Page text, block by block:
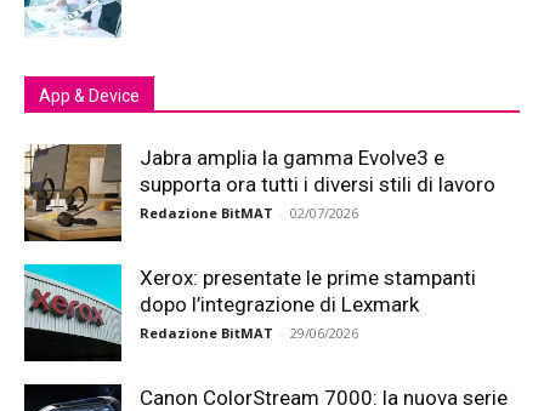
App & Device
Jabra amplia la gamma Evolve3 e
supporta ora tutti i diversi stili di lavoro
Redazione BitMAT - 02/07/2026
Xerox: presentate le prime stampanti
dopo l’integrazione di Lexmark
Redazione BitMAT - 29/06/2026
Canon ColorStream 7000: la nuova serie